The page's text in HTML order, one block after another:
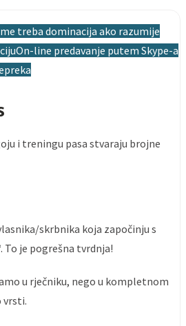
treba dominacija ako razumije
On-line predavanje putem Skype-a
i treningu pasa stvaraju brojne
skrbnika koja započinju s
To je pogrešna tvrdnja!
u rječniku, nego u kompletnom
vrsti.